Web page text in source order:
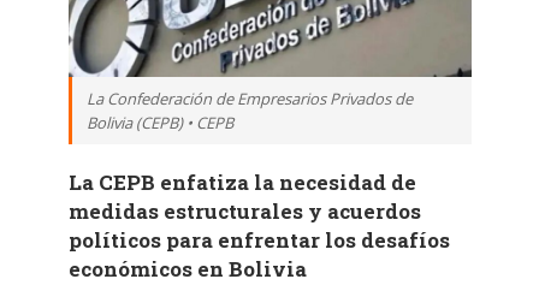
La Confederación de Empresarios Privados de
Bolivia (CEPB) • CEPB
La CEPB enfatiza la necesidad de
medidas estructurales y acuerdos
políticos para enfrentar los desafíos
económicos en Bolivia